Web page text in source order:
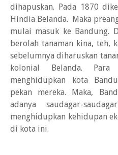
dihapuskan. Pada 1870
Hindia Belanda. Maka
mulai masuk ke Bandung.
berolah tanaman kina, teh,
sebelumnya diharuskan
kolonial Belanda.
menghidupkan kota
pekan mereka. Maka,
adanya saudagar-
menghidupkan kehidupan
di kota ini.